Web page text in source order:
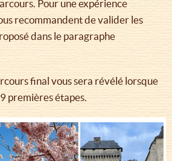
Pour une expérience
recommandent de valider les
dans le paragraphe
final vous sera révélé lorsque
premières étapes.